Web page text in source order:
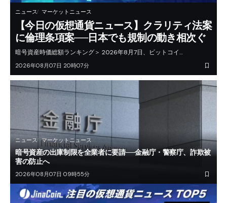
ニュース マーケットニュース
【今日の仮想通貨ニュース】クラリティ法案
に倫理条項案──日本でも規制の動き相次ぐ
暗号資産時価総額ランキング＞ 2026年8月7日、ビットコイ…
2026年08月07日 20時07分
ニュース マーケットニュース
暗号資産の出庫制限を全業者に要請──金融庁・警察庁、詐欺被
害の防止へ
2026年08月07日 09時55分